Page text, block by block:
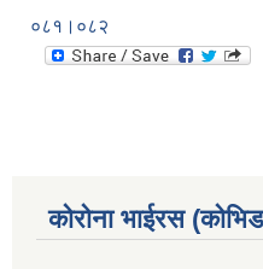
०८१।०८२
कोरोना भाईरस